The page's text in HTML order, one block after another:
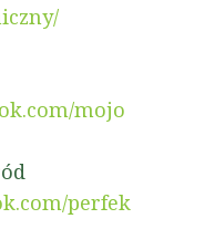
mojo
perfek